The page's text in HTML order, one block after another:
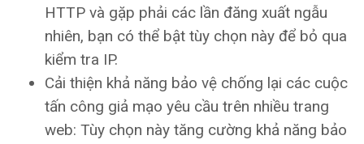
HTTP và gặp phải các lần đăng xuất ngẫu
nhiên, bạn có thể bật tùy chọn này để bỏ qua
kiểm tra IP.
Cải thiện khả năng bảo vệ chống lại các cuộc
tấn công giả mạo yêu cầu trên nhiều trang
web: Tùy chọn này tăng cường khả năng bảo